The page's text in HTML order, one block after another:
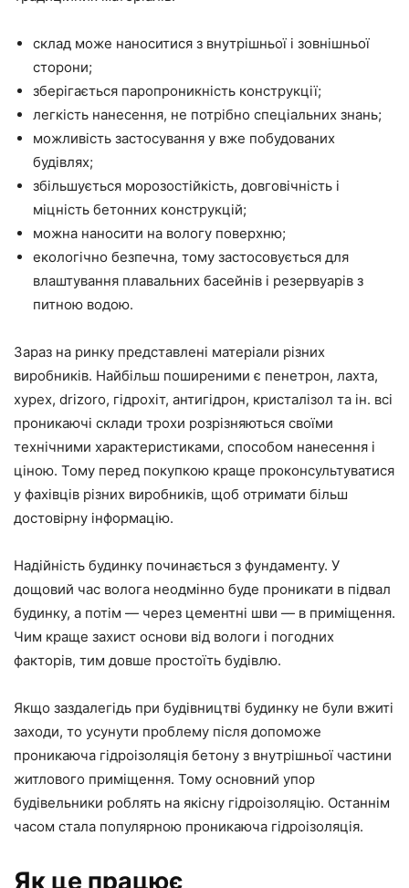
склад може наноситися з внутрішньої і зовнішньої
сторони;
зберігається паропроникність конструкції;
легкість нанесення, не потрібно спеціальних знань;
можливість застосування у вже побудованих
будівлях;
збільшується морозостійкість, довговічність і
міцність бетонних конструкцій;
можна наносити на вологу поверхню;
екологічно безпечна, тому застосовується для
влаштування плавальних басейнів і резервуарів з
питною водою.
Зараз на ринку представлені матеріали різних
виробників. Найбільш поширеними є пенетрон, лахта,
xypex, drizoro, гідрохіт, антигідрон, кристалізол та ін. всі
проникаючі склади трохи розрізняються своїми
технічними характеристиками, способом нанесення і
ціною. Тому перед покупкою краще проконсультуватися
у фахівців різних виробників, щоб отримати більш
достовірну інформацію.
Надійність будинку починається з фундаменту. У
дощовий час волога неодмінно буде проникати в підвал
будинку, а потім — через цементні шви — в приміщення.
Чим краще захист основи від вологи і погодних
факторів, тим довше простоїть будівлю.
Якщо заздалегідь при будівництві будинку не були вжиті
заходи, то усунути проблему після допоможе
проникаюча гідроізоляція бетону з внутрішньої частини
житлового приміщення. Тому основний упор
будівельники роблять на якісну гідроізоляцію. Останнім
часом стала популярною проникаюча гідроізоляція.
Як це працює